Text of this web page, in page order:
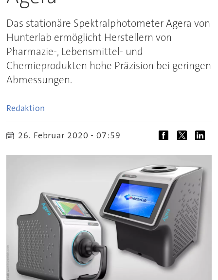
Das stationäre Spektralphotometer Agera von
Hunterlab ermöglicht Herstellern von
Pharmazie-, Lebensmittel- und
Chemieprodukten hohe Präzision bei geringen
Abmessungen.
Redaktion
26. Februar 2020 - 07:59